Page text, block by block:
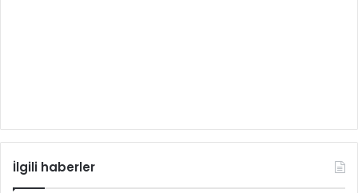
İlgili haberler